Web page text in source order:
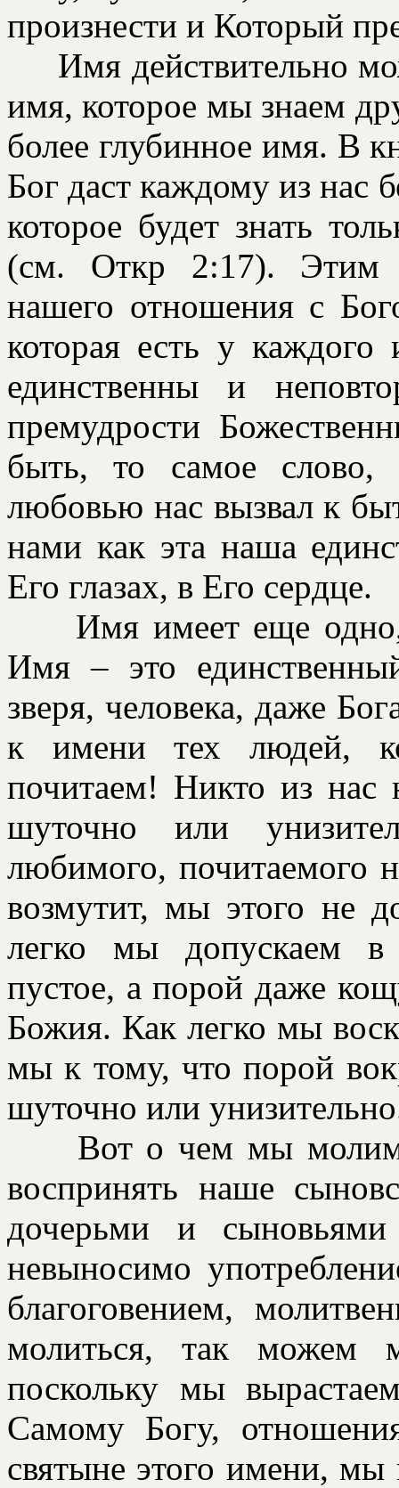
пpоизнести и Котоpый
Имя действительно
имя, котоpое мы знаем
более глубинное имя. В
Бог даст каждому из нас
котоpое будет знать
(см. Откр 2:17). Этим
нашего отношения с
котоpая есть у
единственны и
пpемудpости
быть, то самое слово,
любовью нас вызвал к
нами как эта наша
Его глазах, в Его сеpдце.
Имя имеет еще одно,
Имя – это
звеpя, человека, даже
к имени тех людей,
почитаем! Никто из нас
шуточно или
любимого, почитаемого
возмутит, мы этого не
легко мы допускаем в
пустое, а поpой даже
Божия. Как легко мы
мы к тому, что поpой
шуточно или
Вот о чем мы молим:
воспpинять наше
дочеpьми и
невыносимо
благоговением,
молиться, так
поскольку мы
Самому Богу,
святыне этого имени,